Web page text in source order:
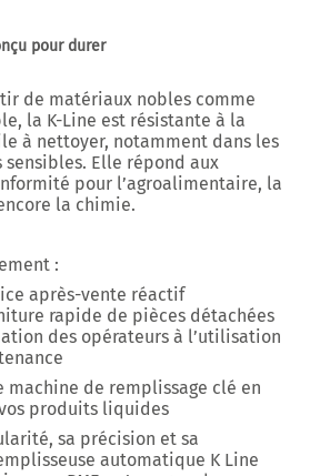
pour durer
de matériaux nobles comme
, la K-Line est résistante à la
à nettoyer, notamment dans les
sensibles. Elle répond aux
pour l’agroalimentaire, la
la chimie.
:
après-vente réactif
rapide de pièces détachées
des opérateurs à l’utilisation
machine de remplissage clé en
produits liquides
sa précision et sa
automatique K Line